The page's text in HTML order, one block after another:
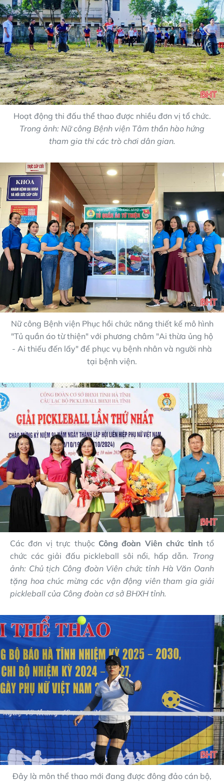
Hoạt động thi đấu thể thao được nhiều đơn vị tổ chức.
Trong ảnh: Nữ công Bệnh viện Tâm thần hào hứng
tham gia thi các trò chơi dân gian.
Nữ công Bệnh viện Phục hồi chức năng thiết kế mô hình
"Tủ quần áo từ thiện" với phương châm "Ai thừa ủng hộ
- Ai thiếu đến lấy" để phục vụ bệnh nhân và người nhà
tại bệnh viện.
Các đơn vị trực thuộc Công đoàn Viên chức tỉnhtổ
chức các giải đấu pickleball sôi nổi, hấp dẫn. Trong
ảnh: Chủ tịch Công đoàn Viên chức tỉnh Hà Văn Oanh
tặng hoa chúc mừng các vận động viên tham gia giải
pickleball của Công đoàn cơ sở BHXH tỉnh.
Đây là môn thể thao mới đang được đông đảo cán bộ,